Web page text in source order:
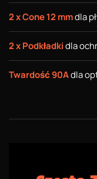
2 x Cone 12 mmdla
2 x Podkładkidla
Twardość 90Adla